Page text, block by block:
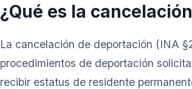
¿Qué es la
La cancelación de deportación (INA
procedimientos de deportación
recibir estatus de residente